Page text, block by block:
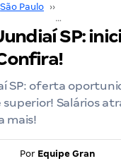
São Paulo ››
SP:
SP: oferta
Salários
mais!
Por Equipe Gran